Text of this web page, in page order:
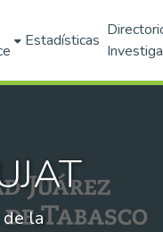
Estadísticas
la